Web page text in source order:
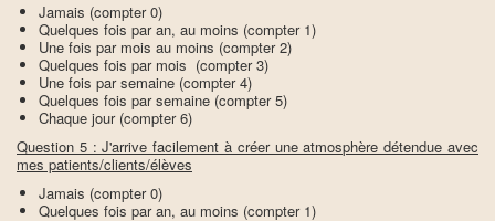
Jamais (compter 0)
Quelques fois par an, au moins (compter 1)
Une fois par mois au moins (compter 2)
Quelques fois par mois (compter 3)
Une fois par semaine (compter 4)
Quelques fois par semaine (compter 5)
Chaque jour (compter 6)
Question 5 : J'arrive facilement à créer une atmosphère détendue avec
mes patients/clients/élèves
Jamais (compter 0)
Quelques fois par an, au moins (compter 1)